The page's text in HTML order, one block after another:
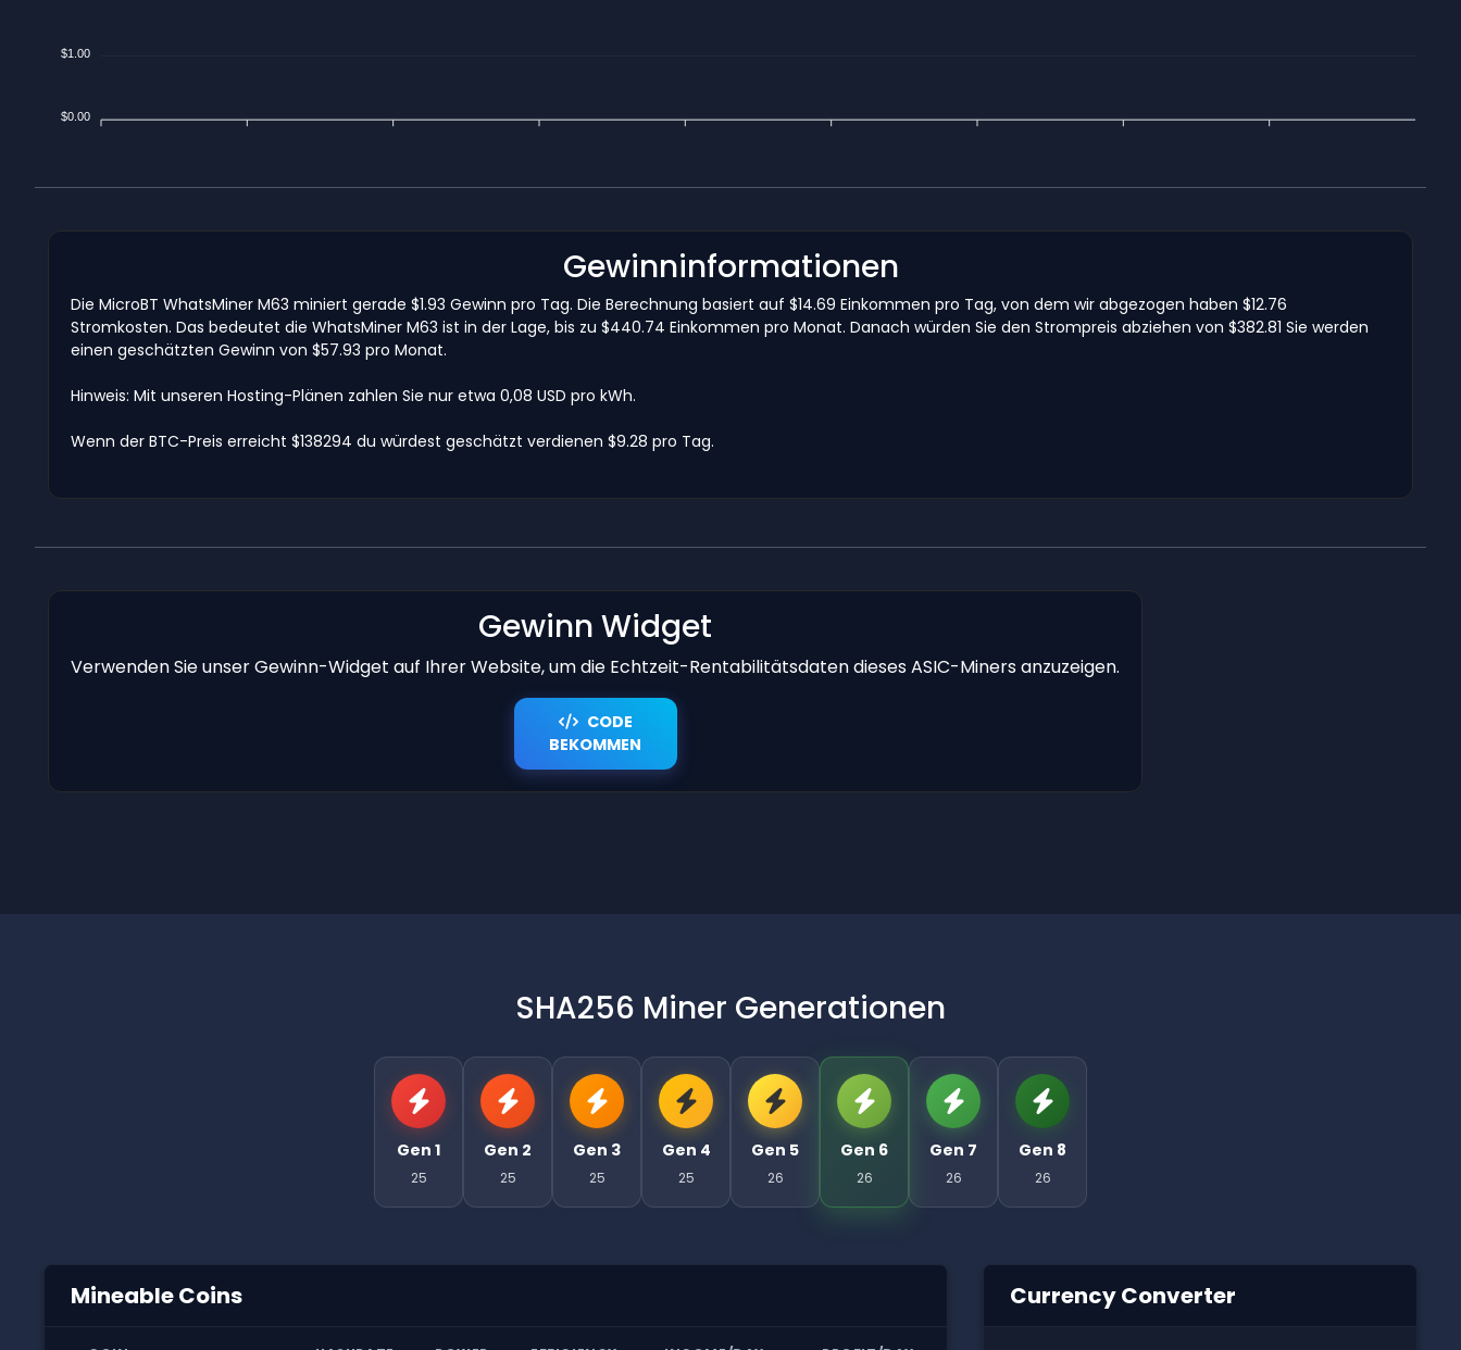
$1.00
$0.00
Gewinninformationen
Die MicroBT WhatsMiner M63 miniert gerade $1.93 Gewinn pro Tag. Die Berechnung basiert auf $14.69 Einkommen pro Tag, von dem wir abgezogen haben $12.76
Stromkosten. Das bedeutet die WhatsMiner M63 ist in der Lage, bis zu $440.74 Einkommen pro Monat. Danach würden Sie den Strompreis abziehen von $382.81 Sie werden
einen geschätzten Gewinn von $57.93 pro Monat.
Hinweis: Mit unseren Hosting-Plänen zahlen Sie nur etwa 0,08 USD pro kWh.
Wenn der BTC-Preis erreicht $138294 du würdest geschätzt verdienen $9.28 pro Tag.
Gewinn Widget
Verwenden Sie unser Gewinn-Widget auf Ihrer Website, um die Echtzeit-Rentabilitätsdaten dieses ASIC-Miners anzuzeigen.
CODE
BEKOMMEN
SHA256 Miner Generationen
Gen 1
25
Gen 2
25
Gen 3
25
Gen 4
25
Gen 5
26
Gen 6
26
Gen 7
26
Gen 8
26
Mineable Coins Currency Converter